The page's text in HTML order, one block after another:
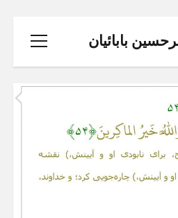
بابائیان
باز
کردن
خانه